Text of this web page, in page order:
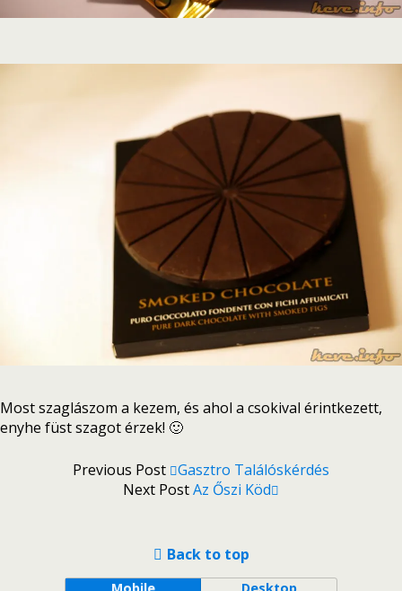
Most szaglászom a kezem, és ahol a csokival érintkezett,
enyhe füst szagot érzek! 🙂
Previous Post Gasztro Találóskérdés
Next PostAz Őszi Köd
Back to top